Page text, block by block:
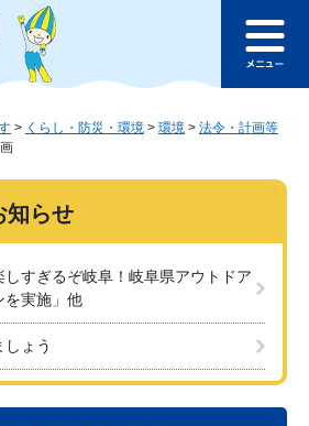
このページの本文へ
ュ
> くらし・防災・環境 > 環境 > 法令・計画等
知らせ
すぎるぞ岐阜！岐阜県アウトドア
を実施」他
ょう